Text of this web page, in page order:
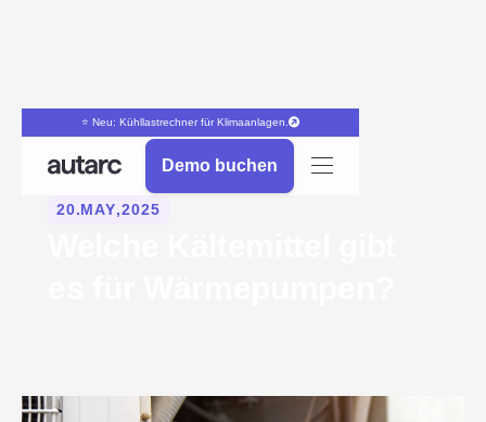
⭐ Neu: Kühllastrechner für Klimaanlagen.
Demo buchen
20.MAY,2025